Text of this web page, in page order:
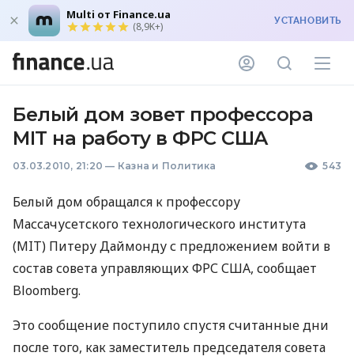
Multi от Finance.ua
(8,9K+) УСТАНОВИТЬ
Белый дом зовет профессора
MIT на работу в ФРС США
03.03.2010, 21:20 — Казна и Политика 543
Белый дом обращался к профессору
Массачусетского технологического института
(MIT) Питеру Даймонду с предложением войти в
состав совета управляющих ФРС США, сообщает
Bloomberg.
Это сообщение поступило спустя считанные дни
после того, как заместитель председателя совета